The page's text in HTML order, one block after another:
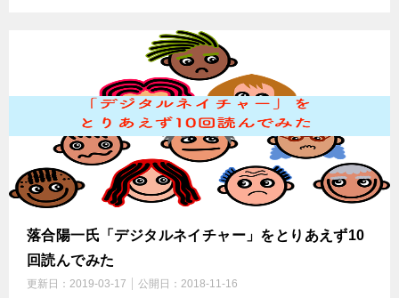
落合陽一氏「デジタルネイチャー」をとりあえず10
回読んでみた
更新日： 2019-03-17 公開日： 2018-11-16